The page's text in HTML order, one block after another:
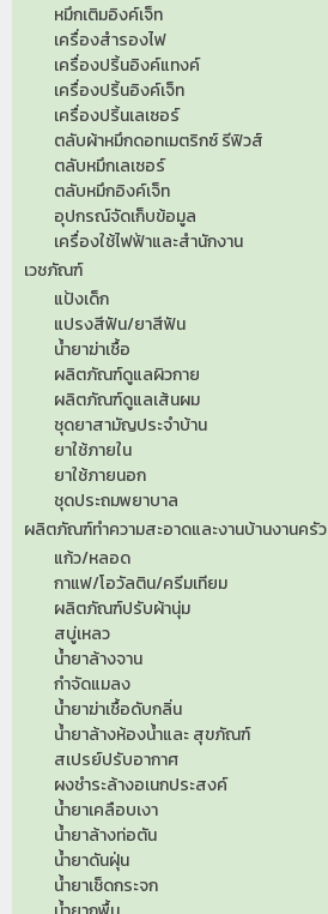
หมึกเติมอิงค์เจ็ท
เครื่องสำรองไฟ
เครื่องปริ้นอิงค์แทงค์
เครื่องปริ้นอิงค์เจ็ท
เครื่องปริ้นเลเซอร์
ตลับผ้าหมึกดอทเมตริกซ์ รีฟิวส์
ตลับหมึกเลเซอร์
ตลับหมึกอิงค์เจ็ท
อุปกรณ์จัดเก็บข้อมูล
เครื่องใช้ไฟฟ้าและสำนักงาน
เวชภัณฑ์
แป้งเด็ก
แปรงสีฟัน/ยาสีฟัน
น้ำยาฆ่าเชื้อ
ผลิตภัณฑ์ดูแลผิวกาย
ผลิตภัณฑ์ดูแลเส้นผม
ชุดยาสามัญประจำบ้าน
ยาใช้ภายใน
ยาใช้ภายนอก
ชุดประถมพยาบาล
ผลิตภัณฑ์ทำความสะอาดและงานบ้านงานครัว
แก้ว/หลอด
กาแฟ/โอวัลติน/ครีมเทียม
ผลิตภัณฑ์ปรับผ้านุ่ม
สบู่เหลว
น้ำยาล้างจาน
กำจัดแมลง
น้ำยาฆ่าเชื้อดับกลิ่น
น้ำยาล้างห้องน้ำและ สุขภัณฑ์
สเปรย์ปรับอากาศ
ผงชำระล้างอเนกประสงค์
น้ำยาเคลือบเงา
น้ำยาล้างท่อตัน
น้ำยาดันฝุ่น
น้ำยาเช็ดกระจก